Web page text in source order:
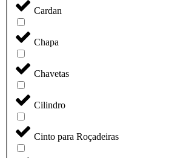
Cardan
Chapa
Chavetas
Cilindro
Cinto para Roçadeiras